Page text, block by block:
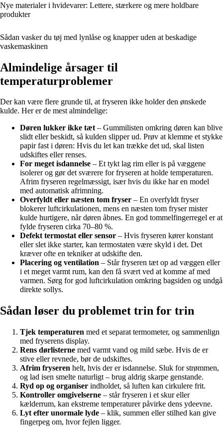
Nye materialer i hvidevarer: Lettere, stærkere og mere holdbare
produkter
Sådan vasker du tøj med lynlåse og knapper uden at beskadige
vaskemaskinen
Almindelige årsager til
temperaturproblemer
Der kan være flere grunde til, at fryseren ikke holder den ønskede
kulde. Her er de mest almindelige:
Døren lukker ikke tæt– Gummilisten omkring døren kan blive
slidt eller beskidt, så kulden slipper ud. Prøv at klemme et stykke
papir fast i døren: Hvis du let kan trække det ud, skal listen
udskiftes eller renses.
For meget isdannelse – Et tykt lag rim eller is på væggene
isolerer og gør det sværere for fryseren at holde temperaturen.
Afrim fryseren regelmæssigt, især hvis du ikke har en model
med automatisk afrimning.
Overfyldt eller næsten tom fryser – En overfyldt fryser
blokerer luftcirkulationen, mens en næsten tom fryser mister
kulde hurtigere, når døren åbnes. En god tommelfingerregel er at
fylde fryseren cirka 70–80 %.
Defekt termostat eller sensor – Hvis fryseren kører konstant
eller slet ikke starter, kan termostaten være skyld i det. Det
kræver ofte en tekniker at udskifte den.
Placering og ventilation – Står fryseren tæt op ad væggen eller
i et meget varmt rum, kan den få svært ved at komme af med
varmen. Sørg for god luftcirkulation omkring bagsiden og undgå
direkte sollys.
Sådan løser du problemet trin for trin
Tjek temperaturen med et separat termometer, og sammenlign
med fryserens display.
Rens dørlisterne med varmt vand og mild sæbe. Hvis de er
stive eller revnede, bør de udskiftes.
Afrim fryseren helt, hvis der er isdannelse. Sluk for strømmen,
og lad isen smelte naturligt – brug aldrig skarpe genstande.
Ryd op og organiser indholdet, så luften kan cirkulere frit.
Kontroller omgivelserne – står fryseren i et skur eller
kælderrum, kan ekstreme temperaturer påvirke dens ydeevne.
Lyt efter unormale lyde – klik, summen eller stilhed kan give
fingerpeg om, hvor fejlen ligger.